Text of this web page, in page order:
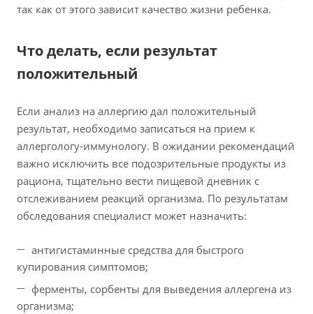
так как от этого зависит качество жизни ребенка.
Что делать, если результат
положительный
Если анализ на аллергию дал положительный
результат, необходимо записаться на прием к
аллергологу-иммунологу. В ожидании рекомендаций
важно исключить все подозрительные продукты из
рациона, тщательно вести пищевой дневник с
отслеживанием реакций организма. По результатам
обследования специалист может назначить:
антигистаминные средства для быстрого
купирования симптомов;
ферменты, сорбенты для выведения аллергена из
организма;